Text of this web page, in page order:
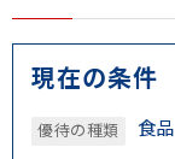
現在の条件
優待の種類 食品